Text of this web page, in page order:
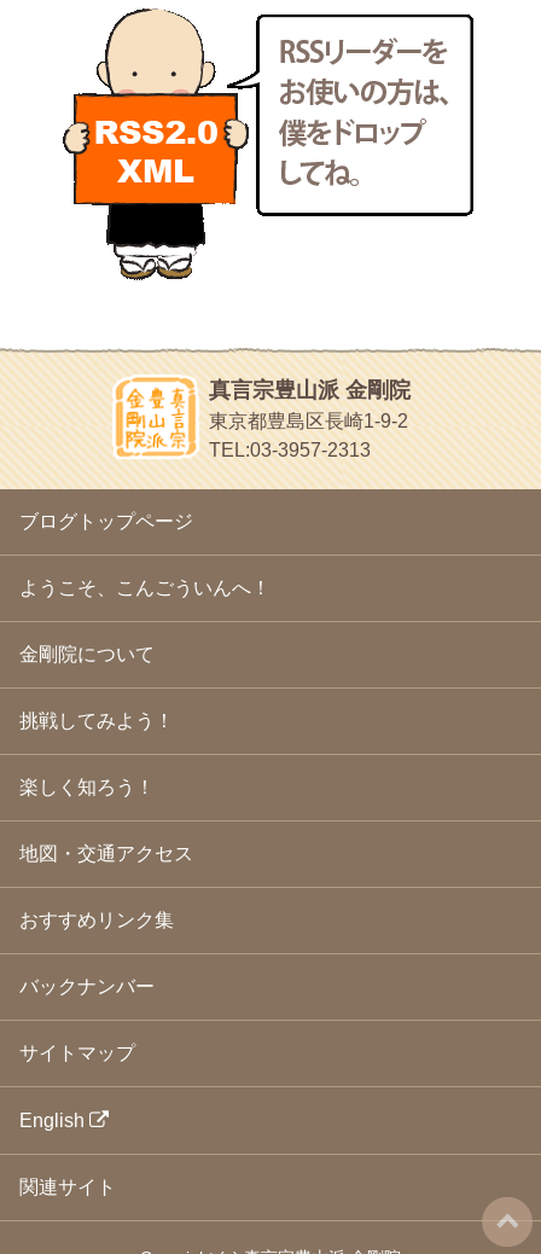
2011年7月(18)
2011年6月
2011年5月
(15)
2011年4月(17)
2011年3月(15)
2011年2月
2011年1月(22)
2010年12月(21)
2010年11月
2010年10月(13)
(16)
2010年6月(18)
2010年5月(22)
2010年4月(25)
2010年3月
(22)
2010年2月(23)
2010年1月(23)
(18)
2009年11月
(20)
2009年10月(20)
2009年9月 (20)
2009年6月(22)
2009年5月(20)
2009年4月
(24)
2009年3月(21)
2009年2月(19)
2009年1月(25)
2008年10月
(31)
2008年9月(24)
2008年8月(24)
2008年5月(21)
(24)
2008年2月 (21)
2008年1月(23)
2007年12月
2007年9月
2007年8月(26)
新聞屋の道具箱
新聞社で使われる用語の解説など
makotoさんの御符内巡礼記
東京の巡礼記です
POLYHEDON
いろいろなことが書いてあるよ
bunchan
あちこち行って！
目白鍼灸院
日本人の繊細な体質にあわせた、やさしく気持ちよい鍼灸治療で
ほうげん日記
放言じゃなくて和尚さんの名前だよ
面白いサイトみつけたよ。
ヘェ～という感じ
chocolab.Air♪DIALY
ラブラドールのワンちゃんがかわいいよ
真言宗豊山派 金剛院
東京都豊島区長崎1-9-2
TEL:03-3957-2313
ブログトップページ
ようこそ、こんごういんへ！
金剛院について
挑戦してみよう！
楽しく知ろう！
地図・交通アクセス
おすすめリンク集
バックナンバー
サイトマップ
English
関連サイト